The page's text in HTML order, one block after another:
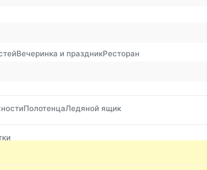
Вечеринка и праздникРесторан
ПолотенцаЛедяной ящик